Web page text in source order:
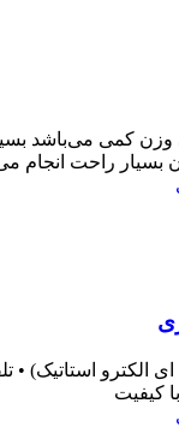
کمی می‌باشد
بسیار راحت انجام
الکترو استاتیک) •
کیفیت